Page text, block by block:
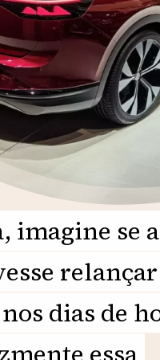
imagine se
relançar
dias de
imagine se
relançar
dias de